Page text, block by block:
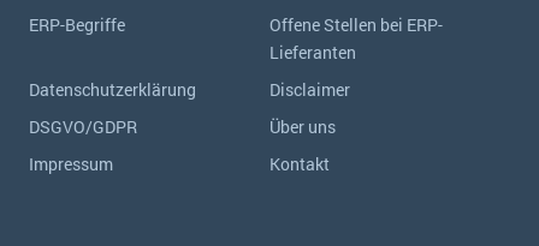
ERP-Begriffe
Offene Stellen bei ERP-
Lieferanten
Datenschutzerklärung
Disclaimer
DSGVO/GDPR
Über uns
Impressum
Kontakt